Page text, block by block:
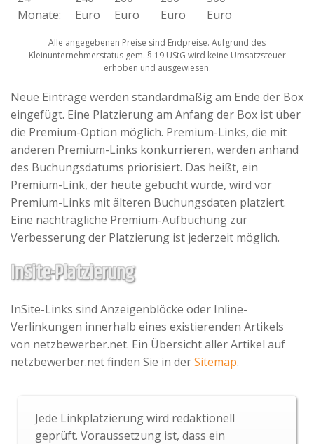
Monate:
Euro
Euro
Euro
Euro
Alle angegebenen Preise sind Endpreise. Aufgrund des
Kleinunternehmerstatus gem. § 19 UStG wird keine Umsatzsteuer
erhoben und ausgewiesen.
Neue Einträge werden standardmäßig am Ende der Box
eingefügt. Eine Platzierung am Anfang der Box ist über
die Premium-Option möglich. Premium-Links, die mit
anderen Premium-Links konkurrieren, werden anhand
des Buchungsdatums priorisiert. Das heißt, ein
Premium-Link, der heute gebucht wurde, wird vor
Premium-Links mit älteren Buchungsdaten platziert.
Eine nachträgliche Premium-Aufbuchung zur
Verbesserung der Platzierung ist jederzeit möglich.
InSite-Platzierung
InSite-Links sind Anzeigenblöcke oder Inline-
Verlinkungen innerhalb eines existierenden Artikels
von netzbewerber.net. Ein Übersicht aller Artikel auf
netzbewerber.net finden Sie in derSitemap.
Jede Linkplatzierung wird redaktionell
geprüft. Voraussetzung ist, dass ein